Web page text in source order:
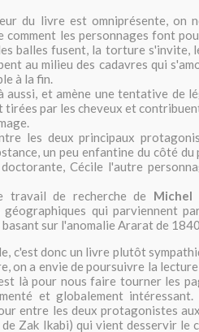
du livre est omniprésente, on
comment les personnages font
balles fusent, la torture s'invite,
au milieu des cadavres qui
à la fin.
aussi, et amène une tentative de
tirées par les cheveux et
les deux principaux
un peu enfantine du côté
Cécile l'autre
travail de recherche de Michel
géographiques qui parviennent
sur l'anomalie Ararat de
c'est donc un livre plutôt
on a envie de poursuivre la
là pour nous faire tourner les
et globalement
entre les deux protagonistes
Zak Ikabi) qui vient desservir le